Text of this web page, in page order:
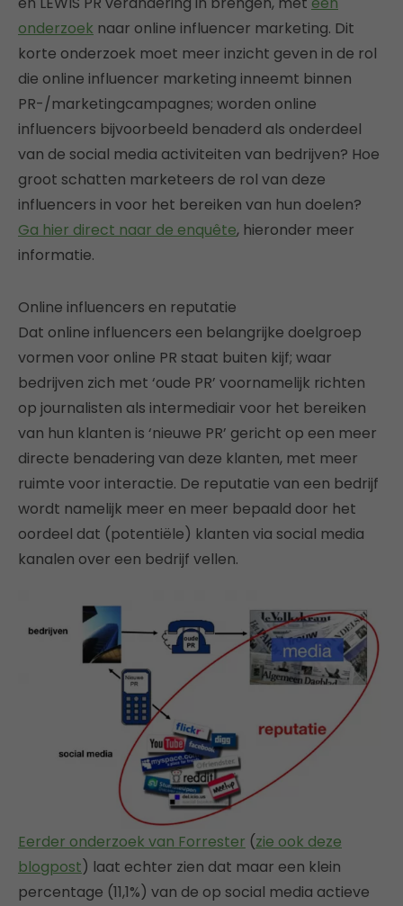
onderzoek naar online influencer marketing. Dit
korte onderzoek moet meer inzicht geven in de rol
die online influencer marketing inneemt binnen
PR-/marketingcampagnes; worden online
influencers bijvoorbeeld benaderd als onderdeel
van de social media activiteiten van bedrijven? Hoe
groot schatten marketeers de rol van deze
influencers in voor het bereiken van hun doelen?
Ga hier direct naar de enquête, hieronder meer
informatie.
Online influencers en reputatie
Dat online influencers een belangrijke doelgroep
vormen voor online PR staat buiten kijf; waar
bedrijven zich met ‘oude PR’ voornamelijk richten
op journalisten als intermediair voor het bereiken
van hun klanten is ‘nieuwe PR’ gericht op een meer
directe benadering van deze klanten, met meer
ruimte voor interactie. De reputatie van een bedrijf
wordt namelijk meer en meer bepaald door het
oordeel dat (potentiële) klanten via social media
kanalen over een bedrijf vellen.
Eerder onderzoek van Forrester (zie ook deze
blogpost) laat echter zien dat maar een klein
percentage (11,1%) van de op social media actieve